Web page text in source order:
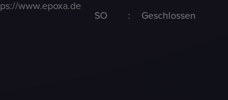
www.epoxa.de
SO : Geschlossen